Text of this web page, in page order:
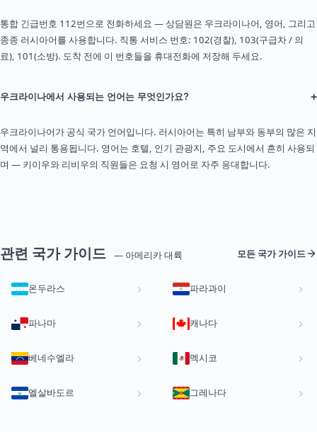
통합 긴급번호 112번으로 전화하세요 — 상담원은 우크라이나어, 영어, 그리고
종종 러시아어를 사용합니다. 직통 서비스 번호: 102(경찰), 103(구급차 / 의
료), 101(소방). 도착 전에 이 번호들을 휴대전화에 저장해 두세요.
우크라이나에서 사용되는 언어는 무엇인가요? +
우크라이나어가 공식 국가 언어입니다. 러시아어는 특히 남부와 동부의 많은 지
역에서 널리 통용됩니다. 영어는 호텔, 인기 관광지, 주요 도시에서 흔히 사용되
며 — 키이우와 리비우의 직원들은 요청 시 영어로 자주 응대합니다.
관련 국가 가이드 — 아메리카 대륙 모든 국가 가이드
온두라스 파라과이
파나마 캐나다
베네수엘라 멕시코
엘살바도르 그레나다